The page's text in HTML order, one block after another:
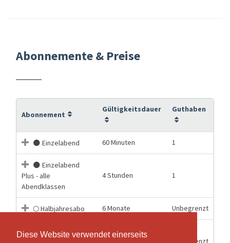
Diese Website verwendet einerseits
Diese Website verwendet einerseits
Abonnemente & Preise
Abonnement
Gültigkeitsdauer Guthaben
🌑 Einzelabend 60 Minuten 1
🌑 Einzelabend
Plus - alle
Abendklassen
4 Stunden 1
🌕 Halbjahresabo 6 Monate Unbegrenzt
🌕 Halbjahresabo
Unbegrenzt